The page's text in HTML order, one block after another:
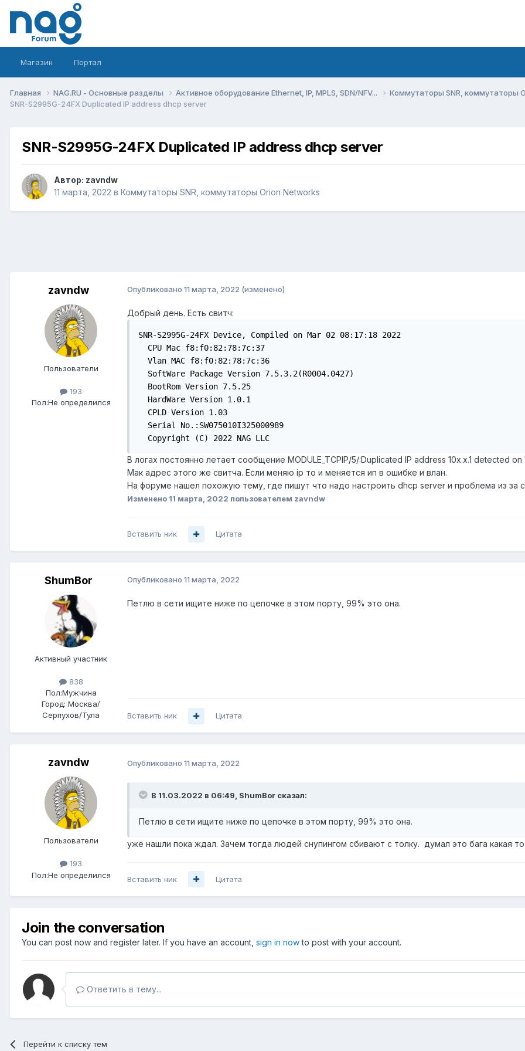
Магазин Портал
Главная NAG.RU - Основные разделы Активное оборудование Ethernet, IP, MPLS, SDN/NFV...
Коммутаторы SNR, коммутаторы
SNR-S2995G-24FX Duplicated IP address dhcp server
SNR-S2995G-24FX Duplicated IP address dhcp server
Автор: zavndw
11 марта, 2022 в Коммутаторы SNR, коммутаторы Orion Networks
zavndw
Пользователи
193
Пол:Не определился
Опубликовано 11 марта, 2022 (изменено)
Добрый день. Есть свитч:
SNR-S2995G-24FX Device, Compiled on Mar 02 08:17:18 2022
  CPU Mac f8:f0:82:78:7c:37
  Vlan MAC f8:f0:82:78:7c:36
  SoftWare Package Version 7.5.3.2(R0004.0427)
  BootRom Version 7.5.25
  HardWare Version 1.0.1
  CPLD Version 1.03
  Serial No.:SW075010I325000989
  Copyright (C) 2022 NAG LLC
В логах постоянно летает сообщение MODULE_TCPIP/5/:Duplicated IP address 10x.x.1 detected
Мак адрес этого же свитча. Если меняю ip то и меняется ип в ошибке и влан.
На форуме нашел похожую тему, где пишут что надо настроить dhcp server и проблема из за
Изменено 11 марта, 2022 пользователем zavndw
Вставить ник Цитата
ShumBor
Активный участник
838
Пол:Мужчина
Город: Москва/
Серпухов/Тула
Опубликовано 11 марта, 2022
Петлю в сети ищите ниже по цепочке в этом порту, 99% это она.
Вставить ник Цитата
zavndw
Пользователи
193
Пол:Не определился
Опубликовано 11 марта, 2022
В 11.03.2022 в 06:49, ShumBor сказал:
Петлю в сети ищите ниже по цепочке в этом порту, 99% это она.
уже нашли пока ждал. Зачем тогда людей снупингом сбивают с толку. думал это бага какая то
Вставить ник Цитата
Join the conversation
You can post now and register later. If you have an account, sign in nowto post with your account.
Ответить в тему...
Перейти к списку тем